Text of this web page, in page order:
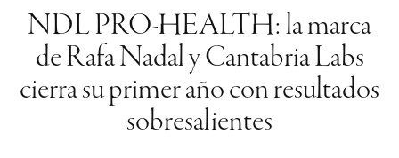
NDL PRO-HEALTH: la marca
de Rafa Nadal y Cantabria Labs
cierra su primer año con resultados
sobresalientes